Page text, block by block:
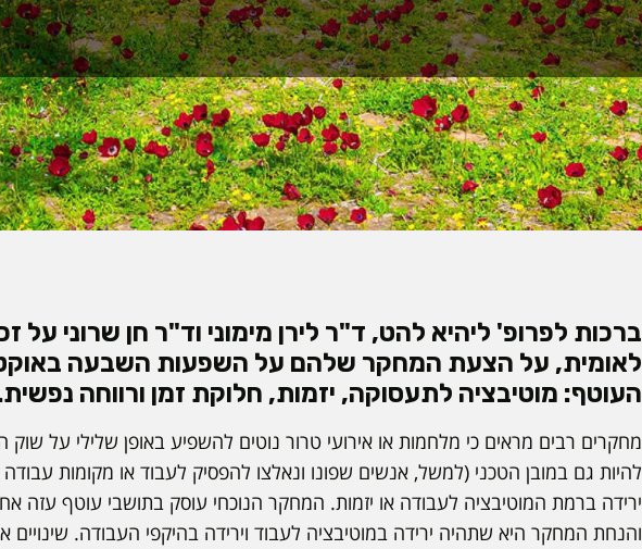
ברכות לפרופ' ליהיא להט, ד"ר לירן מימוני וד"ר חן שרוני על
לאומית, על הצעת המחקר שלהם על השפעות השבעה
העוטף: מוטיבציה לתעסוקה, יזמות, חלוקת זמן ורווחה
מחקרים רבים מראים כי מלחמות או אירועי טרור נוטים להשפיע באופן שלילי על שוק
להיות גם במובן הטכני (למשל, אנשים שפונו ונאלצו להפסיק לעבוד או מקומות
ירידה ברמת המוטיבציה לעבודה או יזמות. המחקר הנוכחי עוסק בתושבי עוטף עזה
והנחת המחקר היא שתהיה ירידה במוטיבציה לעבוד וירידה בהיקפי העבודה. שינויים